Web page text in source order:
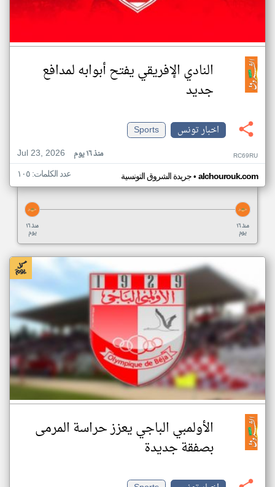
النادي الإفريقي يفتح أبوابه لمدافع
جديد
اخبار تونس
Sports
Jul 23, 2026
منذ ١٦ يوم RC69RU
جريدة الشروق التونسية• alchourouk.com عدد الكلمات: ١٠٥
منذ ١٦
يوم
منذ ١٦
يوم
الأولمبي الباجي يعزز حراسة المرمى
بصفقة جديدة